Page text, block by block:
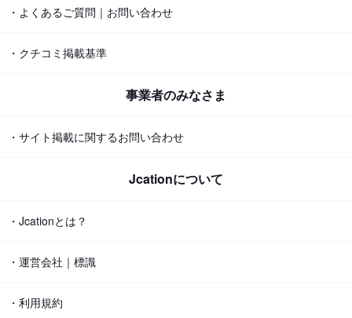
・よくあるご質問｜お問い合わせ
・クチコミ掲載基準
事業者のみなさま
・サイト掲載に関するお問い合わせ
Jcationについて
・Jcationとは？
・運営会社｜標識
・利用規約